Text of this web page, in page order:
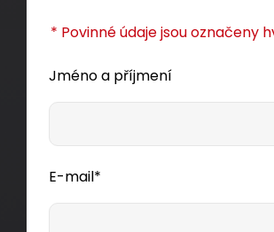
* Povinné údaje jsou označeny
Jméno a příjmení
E-mail*